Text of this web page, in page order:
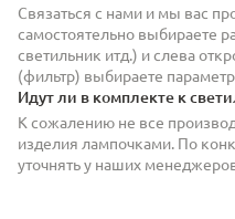
Связаться с нами и мы вас
самостоятельно выбираете
светильник итд.) и слева
(фильтр) выбираете
Идут ли в комплекте к
К сожалению не все
изделия лампочками. По
уточнять у наших